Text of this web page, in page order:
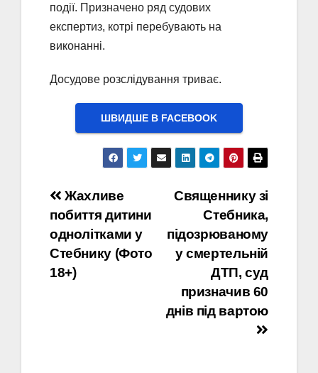
події. Призначено ряд судових
експертиз, котрі перебувають на
виконанні.
Досудове розслідування триває.
ШВИДШЕ В FACEBOOK
Навігація
записів
Священнику зі
Стебника,
підозрюваному
у смертельній
ДТП, суд
призначив 60
днів під вартою
Жахливе
побиття дитини
однолітками у
Стебнику (Фото
18+)